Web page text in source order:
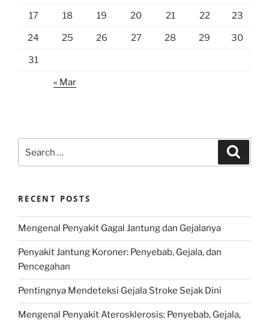
17 18 19 20 21 22 23
24 25 26 27 28 29 30
31
« Mar
for:
RECENT POSTS
Mengenal Penyakit Gagal Jantung dan Gejalanya
Penyakit Jantung Koroner: Penyebab, Gejala, dan
Pencegahan
Pentingnya Mendeteksi Gejala Stroke Sejak Dini
Mengenal Penyakit Aterosklerosis: Penyebab, Gejala,